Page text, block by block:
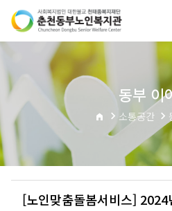
동부 이
소통공간
[노인맞춤돌봄서비스]